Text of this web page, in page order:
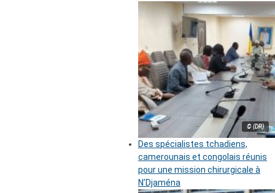
© (DR)
Des spécialistes tchadiens,
camerounais et congolais réunis
pour une mission chirurgicale à
N’Djaména